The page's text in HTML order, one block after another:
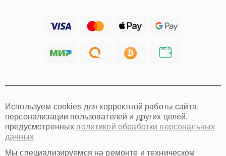
Хабаровск
Омск
Красноярск
Пермь
Ульяновск
Киров
Используем cookies для корректной работы сайта,
персонализации пользователей и других целей,
предусмотренных политикой обработки персональных
данных
Мы специализируемся на ремонте и техническом